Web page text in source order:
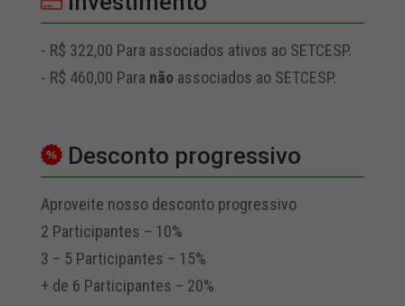
- R$ 322,00 Para associados ativos ao SETCESP.
- R$ 460,00 Para não associados ao SETCESP.
Desconto progressivo
Aproveite nosso desconto progressivo
2 Participantes – 10%
3 – 5 Participantes – 15%
+ de 6 Participantes – 20%